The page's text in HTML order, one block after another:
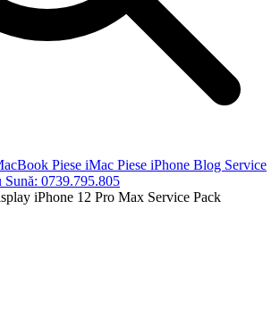
Piese iMac Piese iPhone Blog Service
Sună: 0739.795.805
iPhone 12 Pro Max Service Pack